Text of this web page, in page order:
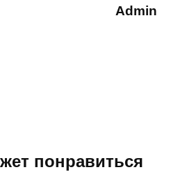
Admin
понравиться